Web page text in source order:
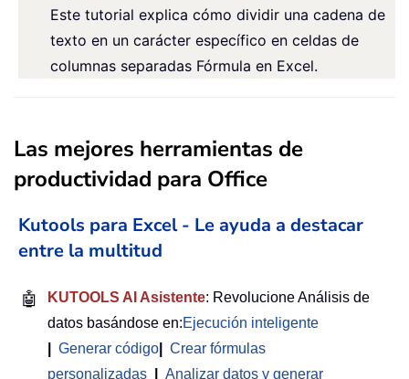
Este tutorial explica cómo dividir una cadena de
texto en un carácter específico en celdas de
columnas separadas Fórmula en Excel.
Las mejores herramientas de
productividad para Office
Kutools para Excel - Le ayuda a destacar
entre la multitud
🤖 KUTOOLS AI Asistente: Revolucione Análisis de
datos basándose en:Ejecución inteligente
Generar código
Crear fórmulas
personalizadas
Analizar datos y generar